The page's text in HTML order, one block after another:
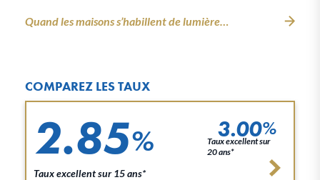
Quand les maisons s’habillent de lumière…
COMPAREZ LES TAUX
2.85%
Taux excellent sur 15 ans*
3.00%
Taux excellent sur
20 ans*